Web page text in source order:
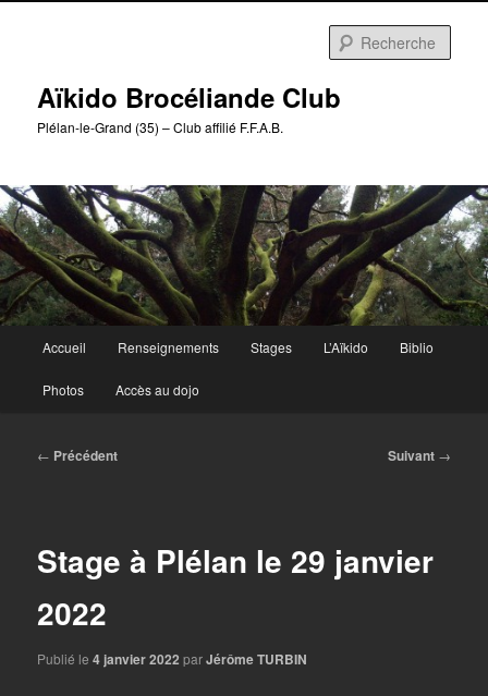
Aïkido Brocéliande Club
Plélan-le-Grand (35) – Club affilié F.F.A.B.
principal
Accueil Renseignements Stages L’Aïkido Biblio
Photos Accès au dojo
Navigation
← Précédent Suivant →
Stage à Plélan le 29 janvier
2022
Publié le4 janvier 2022 parJérôme TURBIN